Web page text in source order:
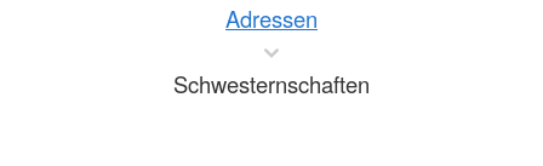
Adressen
Schwesternschaften